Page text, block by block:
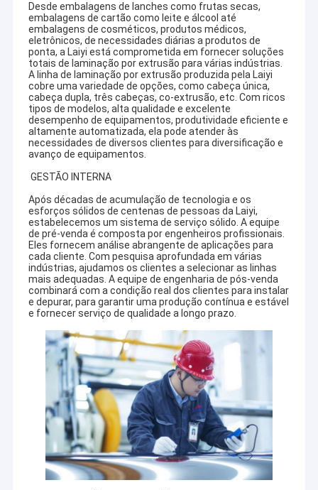
Desde embalagens de lanches como frutas secas,
embalagens de cartão como leite e álcool até
embalagens de cosméticos, produtos médicos,
eletrônicos, de necessidades diárias a produtos de
ponta, a Laiyi está comprometida em fornecer soluções
totais de laminação por extrusão para várias indústrias.
A linha de laminação por extrusão produzida pela Laiyi
cobre uma variedade de opções, como cabeça única,
cabeça dupla, três cabeças, co-extrusão, etc. Com ricos
tipos de modelos, alta qualidade e excelente
desempenho de equipamentos, produtividade eficiente e
altamente automatizada, ela pode atender às
necessidades de diversos clientes para diversificação e
avanço de equipamentos.
GESTÃO INTERNA
Após décadas de acumulação de tecnologia e os
esforços sólidos de centenas de pessoas da Laiyi,
estabelecemos um sistema de serviço sólido. A equipe
de pré-venda é composta por engenheiros profissionais.
Eles fornecem análise abrangente de aplicações para
cada cliente. Com pesquisa aprofundada em várias
indústrias, ajudamos os clientes a selecionar as linhas
mais adequadas. A equipe de engenharia de pós-venda
combinará com a condição real dos clientes para instalar
e depurar, para garantir uma produção contínua e estável
e fornecer serviço de qualidade a longo prazo.